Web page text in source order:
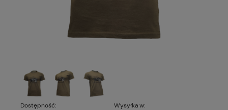
Dostępność:
Wysyłka w: